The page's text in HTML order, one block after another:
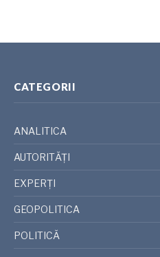
CATEGORII
ANALITICA
AUTORITĂȚI
EXPERȚI
GEOPOLITICA
POLITICĂ